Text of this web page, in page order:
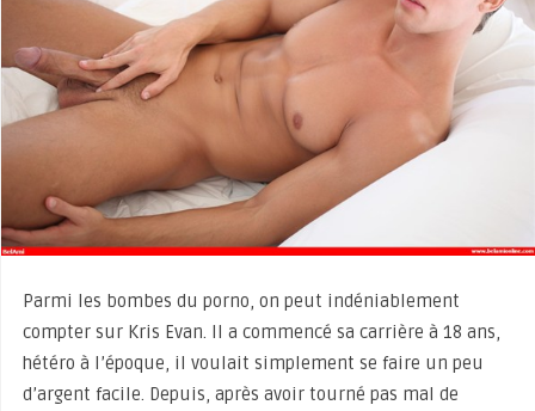
Parmi les bombes du porno, on peut indéniablement
compter sur Kris Evan. Il a commencé sa carrière à 18 ans,
hétéro à l’époque, il voulait simplement se faire un peu
d’argent facile. Depuis, après avoir tourné pas mal de